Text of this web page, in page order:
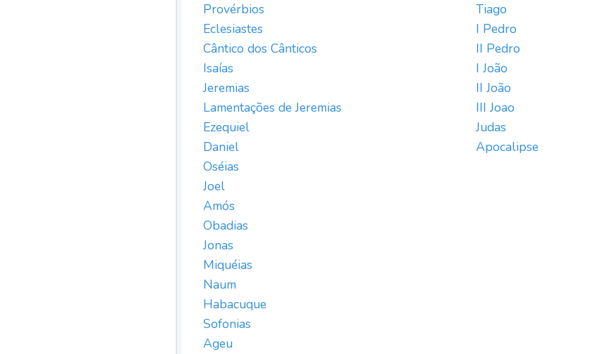
Provérbios
Eclesiastes
Cântico dos Cânticos
Isaías
Jeremias
Lamentações de Jeremias
Ezequiel
Daniel
Oséias
Joel
Amós
Obadias
Jonas
Miquéias
Naum
Habacuque
Sofonias
Ageu
Tiago
I Pedro
II Pedro
I João
II João
III Joao
Judas
Apocalipse